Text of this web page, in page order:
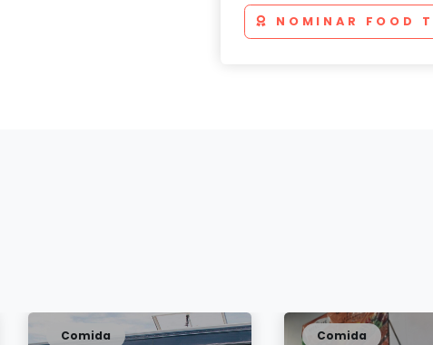
NOMINAR FOOD
Comida Comida